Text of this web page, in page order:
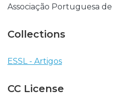
Associação Portuguesa
Collections
ESSL - Artigos
CC License